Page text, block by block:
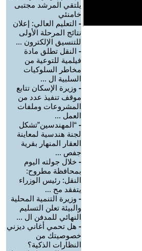
يلتقي المرشد مجتبى
خامنئي
- التعليم العالي: إعلان
نتائج المرحلة الأولى
للتنسيق الإلكترون ...
- النقل تطلق مادة
فيلمية للتوعية من
مخاطر السلوكيات
السلبية ال ...
- وزيرة الإسكان تتابع
موقف تنفيذ عدد من
المشروعات وملفات
العمل ...
- “المهندسين”تشكل
لجنة هندسية لمعاينة
العقار المنهار بقرية
جفص ...
- خلال جولته اليوم
بمحافظة مطروح:
النقل: رئيس الوزراء
يتفقد مح ...
- وزيرة التنمية المحلية
والبيئة تعلن التسليم
النهائي للمدفن ال ...
- هل تحمي أغاني ديزني
خصوصيتك من
النظارات الذكية؟